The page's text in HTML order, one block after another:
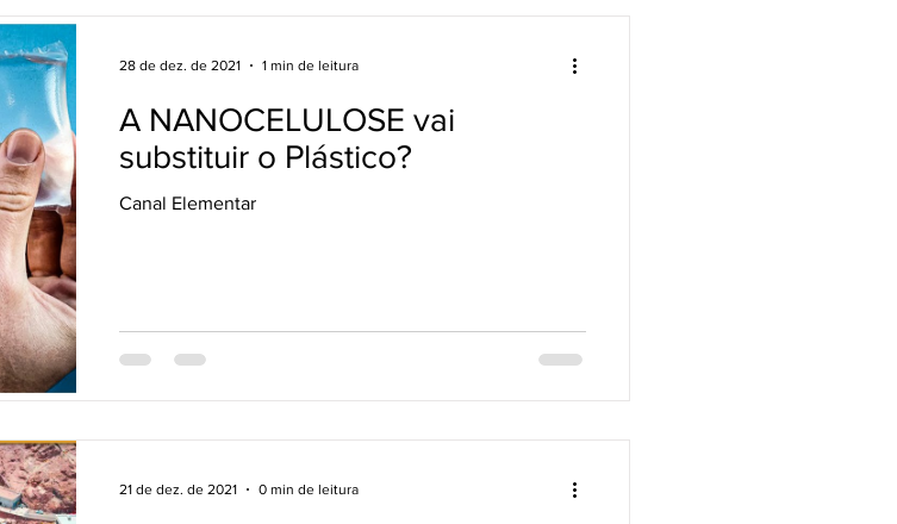
A NANOCELULOSE vai
substituir o Plástico?
Canal Elementar
28 de dez. de 2021 1 min de leitura
21 de dez. de 2021 0 min de leitura